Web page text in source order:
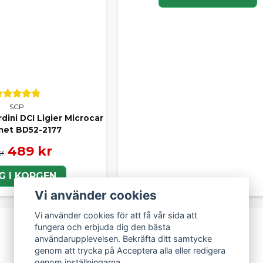
Aixam
Chatenet
Microcar
Casalini
VAL FÖR DIN MOPEDBIL
kör Ligier, Aixam, Microcar, Chatenet, Casalini eller
smart alternativ som kombinerar kvalitet och ekonomi –
med originaldelar när det behövs.
att välja rätt reservdel? Kontakta oss gärna – vi hjälper
SCP
DCI Ligier Microcar
BD52-2177
489 kr
I KORGEN
-38%
Vi använder cookies
Vi använder cookies för att få vår sida att
fungera och erbjuda dig den bästa
användarupplevelsen. Bekräfta ditt samtycke
genom att trycka på Acceptera alla eller redigera